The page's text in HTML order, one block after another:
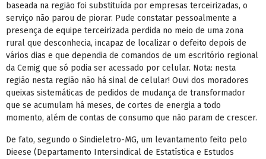
baseada na região foi substituída por empresas terceirizadas, o
serviço não parou de piorar. Pude constatar pessoalmente a
presença de equipe terceirizada perdida no meio de uma zona
rural que desconhecia, incapaz de localizar o defeito depois de
vários dias e que dependia de comandos de um escritório regional
da Cemig que só podia ser acessado por celular. Nota: nesta
região nesta região não há sinal de celular! Ouvi dos moradores
queixas sistemáticas de pedidos de mudança de transformador
que se acumulam há meses, de cortes de energia a todo
momento, além de contas de consumo que não param de crescer.
De fato, segundo o Sindieletro-MG, um levantamento feito pelo
Dieese (Departamento Intersindical de Estatística e Estudos